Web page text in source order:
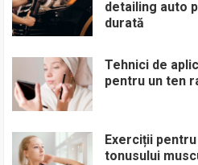
detailing auto
durată
Tehnici de
pentru un ten
Exerciții
tonusului